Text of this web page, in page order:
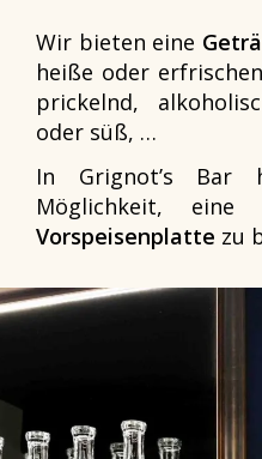
Wir bieten eine
heiße oder
prickelnd,
oder süß, …
In Grignot’s Bar
Möglichkeit, eine
Vorspeisenplatte zu